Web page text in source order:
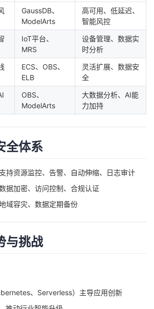
GaussDB、
ModelArts
高可用、低延迟、
智能风控
IoT平台、
MRS
设备管理、数据实
时分析
ECS、OBS、
ELB
灵活扩展、数据安
全
OBS、
ModelArts
大数据分析、AI能
力加持
全体系
持资源监控、告警、自动伸缩、日志审计
据加密、访问控制、合规认证
域容灾、数据定期备份
与挑战
、Serverless）主导应用创新